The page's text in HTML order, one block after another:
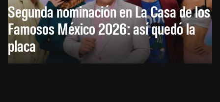
Segunda nominación en La Casa de los
Famosos México 2026: así quedó la
placa